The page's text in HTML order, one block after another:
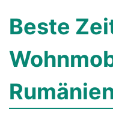
Beste